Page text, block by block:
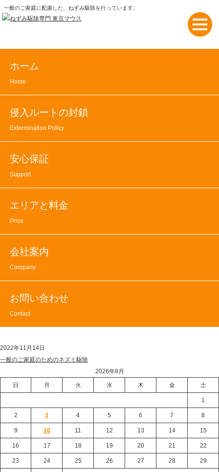
一般のご家庭に配慮した、ねずみ駆除を行っています。
ホーム
Home
侵入ルートの封鎖
Extermination Policy
安心保証
Support
エリアと料金
Price
会社案内
Company
お問い合わせ
Contact
お知らせ
連休中もメールなどでご相談を
2025年8月11日
お知らせ
お知らせ
info@tokyomouse.com
ご相談がありましたら、ご遠慮せずまずはホームページのメールフォームなどでお
寄せ下さい。
次のページへ
駆除前の心配事…その粘着トラップ…
関連記事
高齢化社会とねずみ駆除
2023年2月20日
2022年11月14日
一般のご家庭のためのネズミ駆除
2026年8月
日
月 火 水 木 金 土
1
2 3 4 5 6 7 8
9 10 11 12 13 14 15
16 17 18 19 20 21 22
23 24 25 26 27 28 29